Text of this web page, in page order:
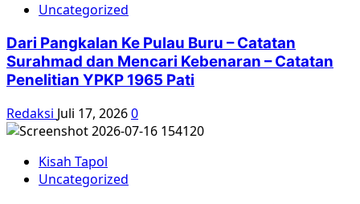
Uncategorized
Dari Pangkalan Ke Pulau Buru – Catatan
Surahmad dan Mencari Kebenaran – Catatan
Penelitian YPKP 1965 Pati
Redaksi Juli 17, 20260
Kisah Tapol
Uncategorized